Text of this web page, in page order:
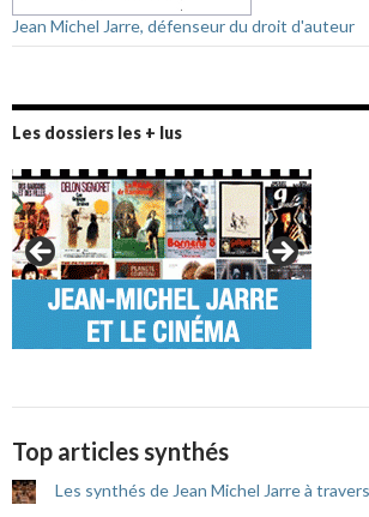
Jean Michel Jarre, défenseur du droit d'auteur
Les dossiers les + lus
Top articles synthés
Les synthés de Jean Michel Jarre à